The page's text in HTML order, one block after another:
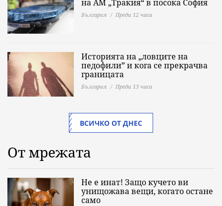
на АМ „Тракия“ в посока София
България Преди 12 часа
Историята на „ловците на
педофили” и кога се прекрачва
границата
България Преди 13 часа
ВСИЧКО ОТ ДНЕС
От мрежата
Не е инат! Защо кучето ви
унищожава вещи, когато остане
само